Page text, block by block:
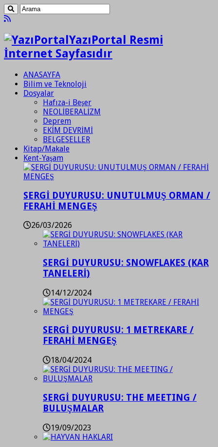
YazıPortal Resmi
İnternet Sayfasıdır
ANASAYFA
Bilim ve Teknoloji
Dosyalar
Hafıza-i Beşer
NEOLİBERALİZM
Deprem
EKİM DEVRİMİ
BELGESELLER
Kitap/Makale
Kent-Yaşam
SERGİ DUYURUSU: UNUTULMUŞ ORMAN /
FERAHİ MENGEŞ
26/03/2026
SERGİ DUYURUSU: SNOWFLAKES (KAR
TANELERİ)
14/12/2024
SERGİ DUYURUSU: 1 METREKARE /
FERAHİ MENGEŞ
18/04/2024
SERGİ DUYURUSU: THE MEETING /
BULUŞMALAR
19/09/2023